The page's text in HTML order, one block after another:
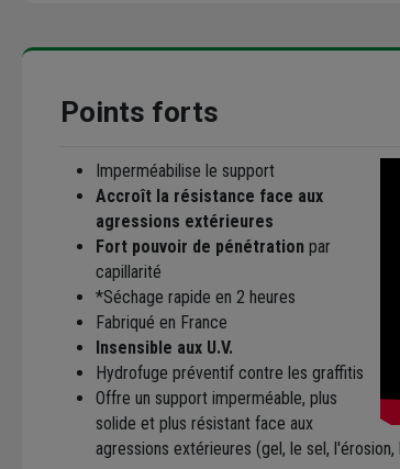
Points forts
Imperméabilise le support
Accroît la résistance face aux
agressions extérieures
Fort pouvoir de pénétration par
capillarité
*Séchage rapide en 2 heures
Fabriqué en France
Insensible aux U.V.
Hydrofuge préventif contre les graffitis
Offre un support imperméable, plus
solide et plus résistant face aux
agressions extérieures (gel, le sel,